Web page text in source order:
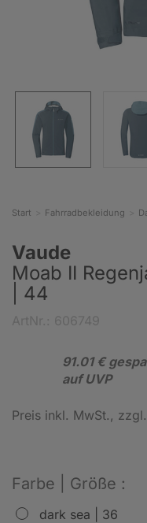
Start Fahrradbekleidung
Vaude
Moab II
| 44
91.01 €
auf UVP
Preis inkl. MwSt.,
Farbe | Größe :
dark sea | 36